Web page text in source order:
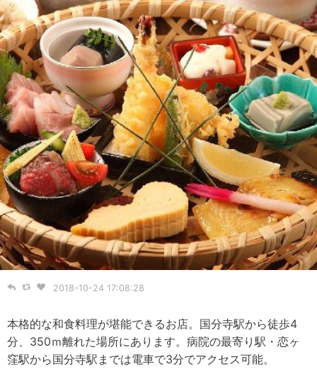
2018-10-24 17:08:28
本格的な和食料理が堪能できるお店。国分寺駅から徒歩4
分、350ｍ離れた場所にあります。病院の最寄り駅・恋ヶ
窪駅から国分寺駅までは電車で3分でアクセス可能。